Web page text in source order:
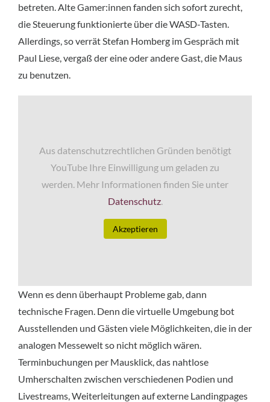
betreten. Alte Gamer:innen fanden sich sofort zurecht,
die Steuerung funktionierte über die WASD-Tasten.
Allerdings, so verrät Stefan Homberg im Gespräch mit
Paul Liese, vergaß der eine oder andere Gast, die Maus
zu benutzen.
Aus datenschutzrechtlichen Gründen benötigt
YouTube Ihre Einwilligung um geladen zu
werden. Mehr Informationen finden Sie unter
Datenschutz.
Akzeptieren
Wenn es denn überhaupt Probleme gab, dann
technische Fragen. Denn die virtuelle Umgebung bot
Ausstellenden und Gästen viele Möglichkeiten, die in der
analogen Messewelt so nicht möglich wären.
Terminbuchungen per Mausklick, das nahtlose
Umherschalten zwischen verschiedenen Podien und
Livestreams, Weiterleitungen auf externe Landingpages